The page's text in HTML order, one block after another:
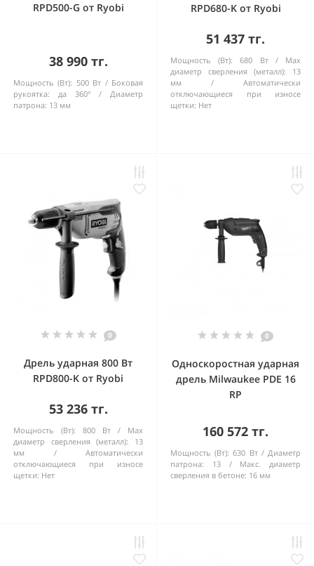
RPD500-G от Ryobi
38 990 тг.
Мощность (Вт): 500 Вт
Боковая
рукоятка:
да 360°
Диаметр
патрона: 13 мм
RPD680-K от Ryobi
51 437 тг.
Мощность (Вт): 680 Вт
Max
диаметр сверления (металл):
13
мм
Автоматически
отключающиеся при износе
щетки: Нет
0
Дрель ударная 800 Вт
RPD800-K от Ryobi
53 236 тг.
Мощность (Вт): 800 Вт
Max
диаметр сверления (металл):
13
мм
Автоматически
отключающиеся при износе
щетки: Нет
0
Односкоростная ударная
дрель Milwaukee PDE 16
RP
160 572 тг.
Мощность (Вт): 630 Вт
Диаметр
патрона:
13
Макс. диаметр
сверления в бетоне: 16 мм